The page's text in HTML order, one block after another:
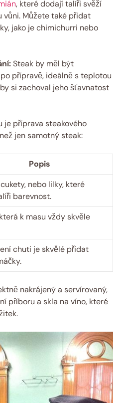
, které dodají talíři svěží
vůni. Můžete také přidat
jako je chimichurri nebo
Steak by měl být
přípravě, ideálně s teplotou
si zachoval jeho šťavnatost
je příprava steakového
jen samotný steak:
Popis
nebo lilky, které
barevnost.
k masu vždy skvěle
chuti je skvělé přidat
nakrájený a servírovaný,
příboru a skla na víno, které